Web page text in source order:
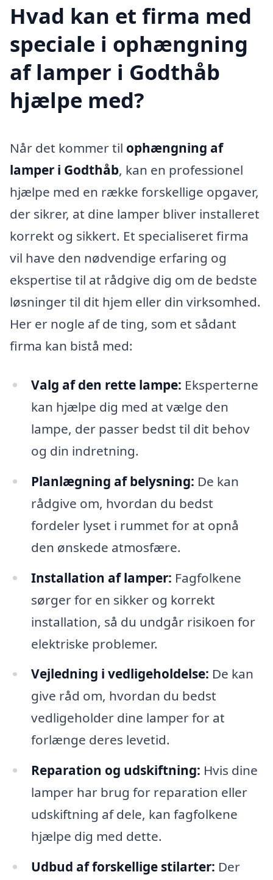
Hvad kan et firma med
speciale i ophængning
af lamper i Godthåb
hjælpe med?
Når det kommer til ophængning af
lamper i Godthåb, kan en professionel
hjælpe med en række forskellige opgaver,
der sikrer, at dine lamper bliver installeret
korrekt og sikkert. Et specialiseret firma
vil have den nødvendige erfaring og
ekspertise til at rådgive dig om de bedste
løsninger til dit hjem eller din virksomhed.
Her er nogle af de ting, som et sådant
firma kan bistå med:
Valg af den rette lampe: Eksperterne
kan hjælpe dig med at vælge den
lampe, der passer bedst til dit behov
og din indretning.
Planlægning af belysning: De kan
rådgive om, hvordan du bedst
fordeler lyset i rummet for at opnå
den ønskede atmosfære.
Installation af lamper: Fagfolkene
sørger for en sikker og korrekt
installation, så du undgår risikoen for
elektriske problemer.
Vejledning i vedligeholdelse: De kan
give råd om, hvordan du bedst
vedligeholder dine lamper for at
forlænge deres levetid.
Reparation og udskiftning: Hvis dine
lamper har brug for reparation eller
udskiftning af dele, kan fagfolkene
hjælpe dig med dette.
Udbud af forskellige stilarter: Der